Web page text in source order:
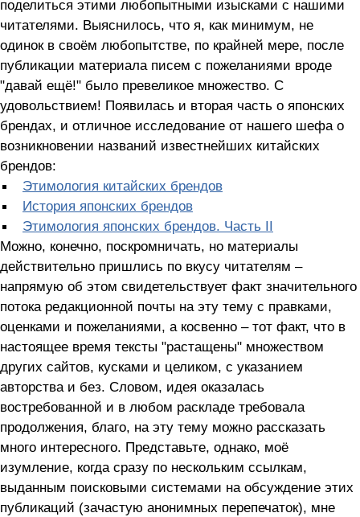
поделиться этими любопытными изысками с нашими
читателями. Выяснилось, что я, как минимум, не
одинок в своём любопытстве, по крайней мере, после
публикации материала писем с пожеланиями вроде
"давай ещё!" было превеликое множество. С
удовольствием! Появилась и вторая часть о японских
брендах, и отличное исследование от нашего шефа о
возникновении названий известнейших китайских
брендов:
Этимология китайских брендов
История японских брендов
Этимология японских брендов. Часть II
Можно, конечно, поскромничать, но материалы
действительно пришлись по вкусу читателям –
напрямую об этом свидетельствует факт значительного
потока редакционной почты на эту тему с правками,
оценками и пожеланиями, а косвенно – тот факт, что в
настоящее время тексты "растащены" множеством
других сайтов, кусками и целиком, с указанием
авторства и без. Словом, идея оказалась
востребованной и в любом раскладе требовала
продолжения, благо, на эту тему можно рассказать
много интересного. Представьте, однако, моё
изумление, когда сразу по нескольким ссылкам,
выданным поисковыми системами на обсуждение этих
публикаций (зачастую анонимных перепечаток), мне